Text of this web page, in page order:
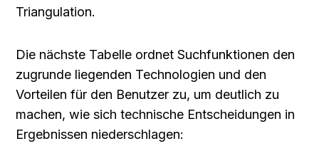
Triangulation.
Die nächste Tabelle ordnet Suchfunktionen den
zugrunde liegenden Technologien und den
Vorteilen für den Benutzer zu, um deutlich zu
machen, wie sich technische Entscheidungen in
Ergebnissen niederschlagen: